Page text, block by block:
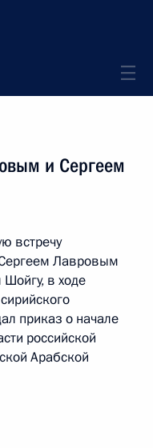
и Сергеем
встречу
Лавровым
в ходе
приказ о начале
российской
Арабской